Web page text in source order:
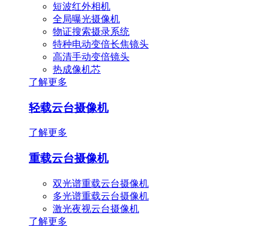
短波红外相机
全局曝光摄像机
物证搜索摄录系统
特种电动变倍长焦镜头
高清手动变倍镜头
热成像机芯
了解更多
轻载云台摄像机
了解更多
重载云台摄像机
双光谱重载云台摄像机
多光谱重载云台摄像机
激光夜视云台摄像机
了解更多